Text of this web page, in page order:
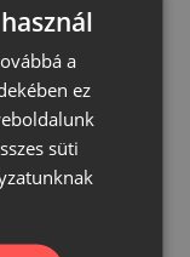
a
ez
süti